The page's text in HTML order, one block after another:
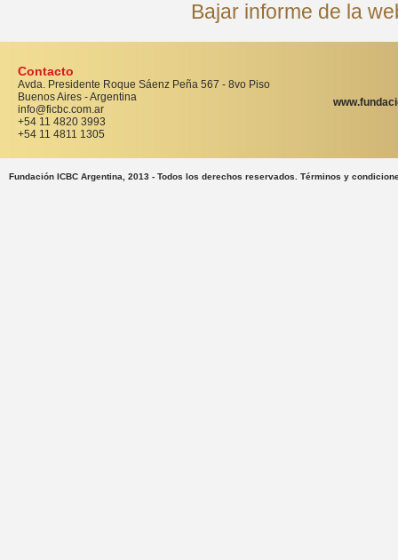
Bajar informe de la
Contacto
Avda. Presidente Roque Sáenz Peña 567 - 8vo Piso
Buenos Aires - Argentina
info@ficbc.com.ar
+54 11 4820 3993
+54 11 4811 1305
Fundación ICBC Argentina, 2013 - Todos los derechos reservados. Términos y